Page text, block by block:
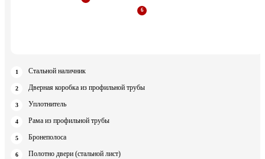
Стальной наличник
Дверная коробка из профильной трубы
Уплотнитель
Рама из профильной трубы
Бронеполоса
Полотно двери (стальной лист)